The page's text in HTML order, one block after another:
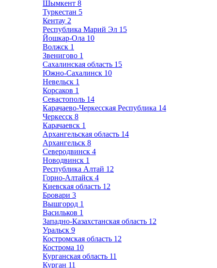
Шымкент 8
Туркестан 5
Кентау 2
Республика Марий Эл 15
Йошкар-Ола 10
Волжск 1
Звенигово 1
Сахалинская область 15
Южно-Сахалинск 10
Невельск 1
Корсаков 1
Севастополь 14
Карачаево-Черкесская Республика 14
Черкесск 8
Карачаевск 1
Архангельская область 14
Архангельск 8
Северодвинск 4
Новодвинск 1
Республика Алтай 12
Горно-Алтайск 4
Киевская область 12
Бровари 3
Вышгород 1
Васильков 1
Западно-Казахстанская область 12
Уральск 9
Костромская область 12
Кострома 10
Курганская область 11
Курган 11